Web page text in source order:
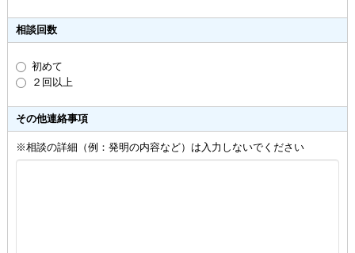
相談回数
初めて
２回以上
その他連絡事項
※相談の詳細（例：発明の内容など）は入力しないでください